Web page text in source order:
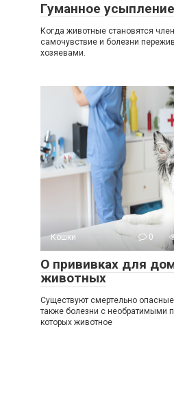
Гуманное
Когда животные становятся
самочувствие и болезни
хозяевами.
Кошки 0
О прививках для
животных
Существуют смертельно
также болезни с необратимыми
которых животное